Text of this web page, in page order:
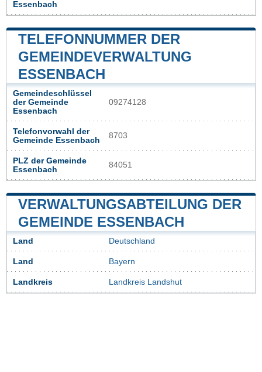
Essenbach
TELEFONNUMMER DER
GEMEINDEVERWALTUNG
ESSENBACH
Gemeindeschlüssel
der Gemeinde
Essenbach
09274128
Telefonvorwahl der
Gemeinde Essenbach
8703
PLZ der Gemeinde
Essenbach
84051
VERWALTUNGSABTEILUNG DER
GEMEINDE ESSENBACH
Land Deutschland
Land Bayern
Landkreis Landkreis Landshut